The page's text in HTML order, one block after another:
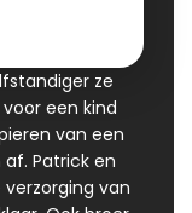
ze
een kind
van een
Patrick en
van